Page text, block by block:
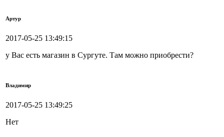
Артур
2017-05-25 13:49:15
у Вас есть магазин в Сургуте. Там можно приобрести?
Владимир
2017-05-25 13:49:25
Нет